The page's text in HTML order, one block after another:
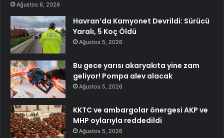
Ağustos 6, 2026
Havran’da Kamyonet Devrildi: Sürücü
Yaralı, 5 Koç Öldü
Ağustos 5, 2026
Bu gece yarısı akaryakıta yine zam
geliyor! Pompa alev alacak
Ağustos 5, 2026
KKTC ve ambargolar önergesi AKP ve
MHP oylarıyla reddedildi
Ağustos 5, 2026